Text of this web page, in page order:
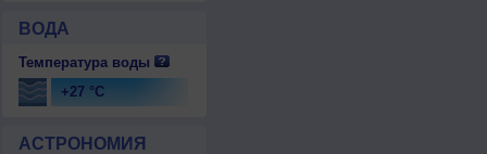
ВОДА
Температура воды
+27 °C
АСТРОНОМИЯ